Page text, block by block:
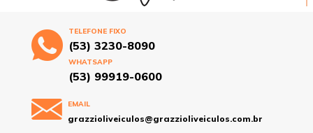
TELEFONE FIXO
(53) 3230-8090
WHATSAPP
(53) 99919-0600
EMAIL
grazzioliveiculos@grazzioliveiculos.com.br